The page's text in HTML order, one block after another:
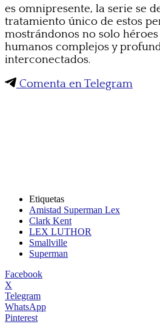
es omnipresente, la serie se
tratamiento único de estos
mostrándonos no solo
humanos complejos y
interconectados.
Comenta en Telegram
Etiquetas
Amistad Superman Lex
Clark Kent
LEX LUTHOR
Smallville
Superman
Facebook
X
Telegram
WhatsApp
Pinterest